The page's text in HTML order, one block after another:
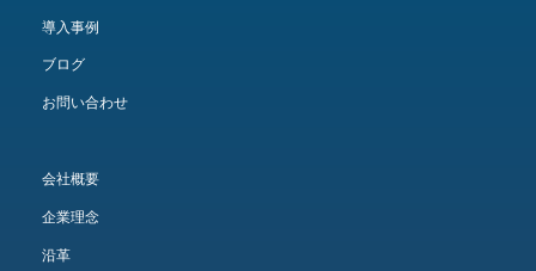
導入事例
ブログ
お問い合わせ
会社概要
企業理念
沿革